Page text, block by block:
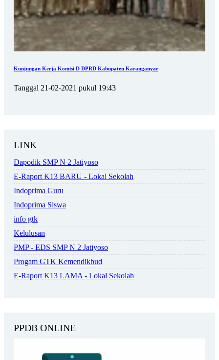
Kunjungan Kerja Komisi D DPRD Kabupaten Karanganyar
Tanggal 21-02-2021 pukul 19:43
LINK
Dapodik SMP N 2 Jatiyoso
E-Raport K13 BARU - Lokal Sekolah
Indoprima Guru
Indoprima Siswa
info gtk
Kelulusan
PMP - EDS SMP N 2 Jatiyoso
Progam GTK Kemendikbud
E-Raport K13 LAMA - Lokal Sekolah
PPDB ONLINE